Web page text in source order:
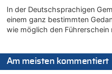
Wasserstand des Rheins in
05.08.2026 - 13:25 von
Wasserstand des Rheins in
Zweite Hitzewelle in diesem
In der Deutschsprachigen
einem ganz bestimmten
wie möglich den Führerschein
Am meisten kommentiert